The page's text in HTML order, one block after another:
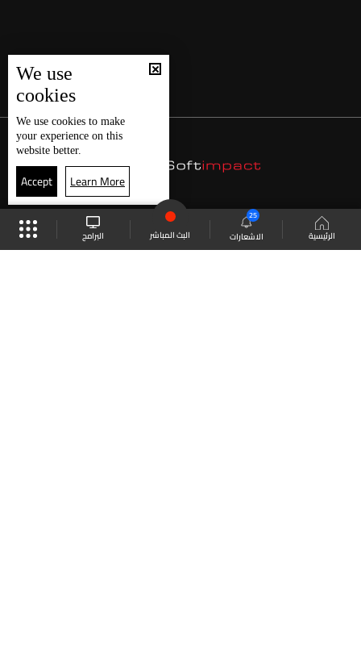
الرئيسية الاشعارات
25
البث المباشر البرامج
We use
cookies
We use cookies to make
your experience on this
website better.
Accept Learn More
موقع البرامج الجدول البث المباشر